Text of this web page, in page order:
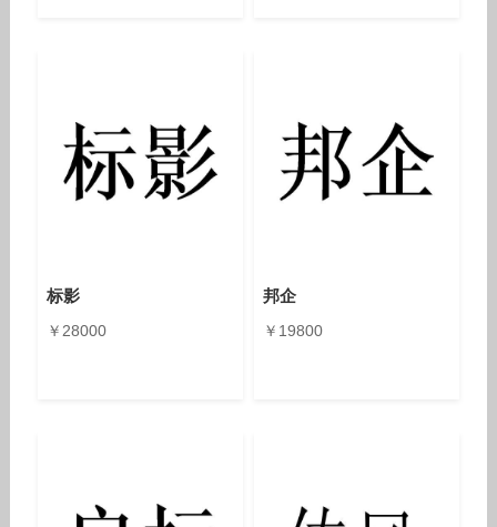
标影
￥28000
邦企
￥19800